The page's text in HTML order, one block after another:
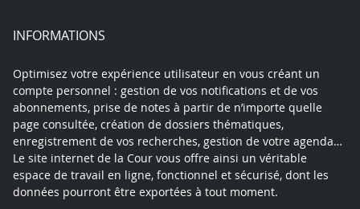
INFORMATIONS
Optimisez votre expérience utilisateur en vous créant un
compte personnel : gestion de vos notifications et de vos
abonnements, prise de notes à partir de n’importe quelle
page consultée, création de dossiers thématiques,
enregistrement de vos recherches, gestion de votre agenda…
Le site internet de la Cour vous offre ainsi un véritable
espace de travail en ligne, fonctionnel et sécurisé, dont les
données pourront être exportées à tout moment.